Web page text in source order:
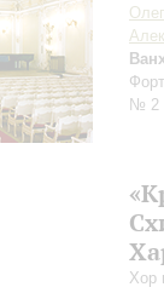
№ 2
Хор